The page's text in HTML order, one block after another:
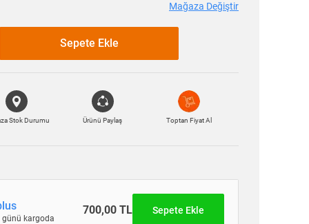
Mağaza Değiştir
Sepete Ekle
Stok Durumu Ürünü Paylaş Toptan Fiyat Al
günü kargoda
700,00 TL Sepete Ekle